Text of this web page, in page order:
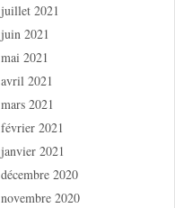
juillet 2021
juin 2021
mai 2021
avril 2021
mars 2021
février 2021
janvier 2021
décembre 2020
novembre 2020